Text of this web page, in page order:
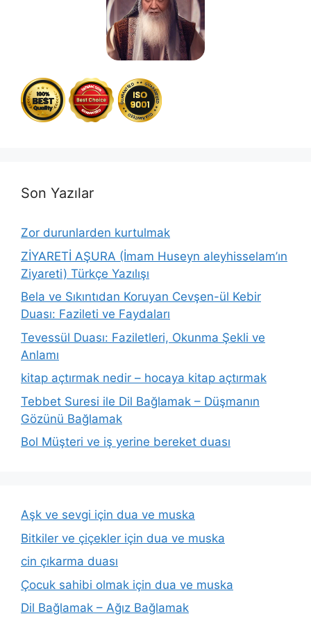
Son Yazılar
Zor durunlarden kurtulmak
ZİYARETİ AŞURA (İmam Huseyn aleyhisselam’ın
Ziyareti) Türkçe Yazılışı
Bela ve Sıkıntıdan Koruyan Cevşen-ül Kebir
Duası: Fazileti ve Faydaları
Tevessül Duası: Faziletleri, Okunma Şekli ve
Anlamı
kitap açtırmak nedir – hocaya kitap açtırmak
Tebbet Suresi ile Dil Bağlamak – Düşmanın
Gözünü Bağlamak
Bol Müşteri ve iş yerine bereket duası
Aşk ve sevgi için dua ve muska
Bitkiler ve çiçekler için dua ve muska
cin çıkarma duası
Çocuk sahibi olmak için dua ve muska
Dil Bağlamak – Ağız Bağlamak